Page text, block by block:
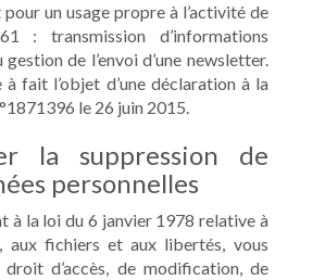
un usage propre à l’activité de
: transmission d’informations
gestion de l’envoi d’une newsletter.
fait l’objet d’une déclaration à la
le 26 juin 2015.
la suppression de
personnelles
à la loi du 6 janvier 1978 relative à
aux fichiers et aux libertés, vous
droit d’accès, de modification, de